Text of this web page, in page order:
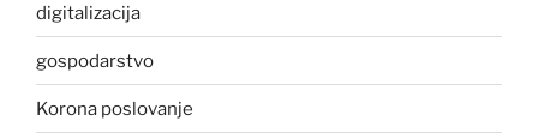
digitalizacija
gospodarstvo
Korona poslovanje